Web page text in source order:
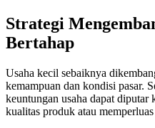
Strategi
Bertahap
Usaha kecil sebaiknya
kemampuan dan kondisi pasar.
keuntungan usaha dapat
kualitas produk atau memperluas